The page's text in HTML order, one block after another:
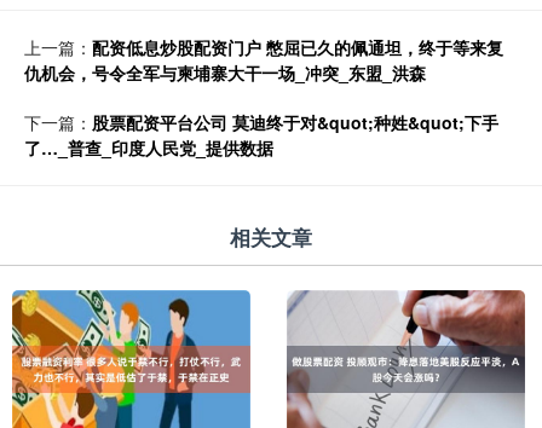
上一篇： 配资低息炒股配资门户 憋屈已久的佩通坦，终于等来复
仇机会，号令全军与柬埔寨大干一场_冲突_东盟_洪森
下一篇： 股票配资平台公司 莫迪终于对&quot;种姓&quot;下手
了…_普查_印度人民党_提供数据
相关文章